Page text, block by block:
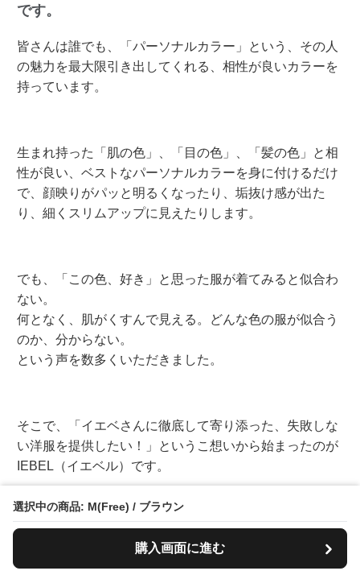
選択中の商品: M(Free) / ブラウン
購入画面に進む
です。
皆さんは誰でも、「パーソナルカラー」という、その人
の魅力を最大限引き出してくれる、相性が良いカラーを
持っています。
生まれ持った「肌の色」、「目の色」、「髪の色」と相
性が良い、ベストなパーソナルカラーを身に付けるだけ
で、顔映りがパッと明るくなったり、垢抜け感が出た
り、細くスリムアップに見えたりします。
でも、「この色、好き」と思った服が着てみると似合わ
ない。
何となく、肌がくすんで見える。どんな色の服が似合う
のか、分からない。
という声を数多くいただきました。
そこで、「イエベさんに徹底して寄り添った、失敗しな
い洋服を提供したい！」というこ想いから始まったのが
IEBEL（イエベル）です。
今まで気づかなった、眠っていた透明感が目覚め、小顔
や着痩せ効果が叶い、いまのワタシをもっと好きになる
「絶対に外さないファッション体験」を、IEBEL（イエ